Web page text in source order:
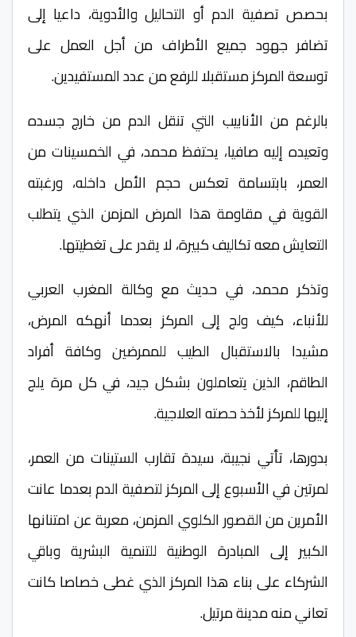
بحصص تصفية الدم أو التحاليل والأدوية، داعيا إلى
تضافر جهود جميع الأطراف من أجل العمل على
توسعة المركز مستقبلا للرفع من عدد المستفيدين.
بالرغم من الأنابيب التي تنقل الدم من خارج جسده
وتعيده إليه صافيا، يحتفظ محمد، في الخمسينات من
العمر، بابتسامة تعكس حجم الأمل داخله، ورغبته
القوية في مقاومة هذا المرض المزمن الذي يتطلب
التعايش معه تكاليف كبيرة، لا يقدر على تغطيتها.
وتذكر محمد، في حديث مع وكالة المغرب العربي
للأنباء، كيف ولج إلى المركز بعدما أنهكه المرض،
مشيدا بالاستقبال الطيب للممرضين وكافة أفراد
الطاقم، الذين يتعاملون بشكل جيد، في كل مرة يلج
إليها للمركز لأخذ حصته العلاجية.
بدورها، تأتي نجيبة، سيدة تقارب الستينات من العمر،
لمرتين في الأسبوع إلى المركز لتصفية الدم بعدما عانت
الأمرين من القصور الكلوي المزمن، معربة عن امتنانها
الكبير إلى المبادرة الوطنية للتنمية البشرية وباقي
الشركاء على بناء هذا المركز الذي غطى خصاصا كانت
تعاني منه مدينة مرتيل.